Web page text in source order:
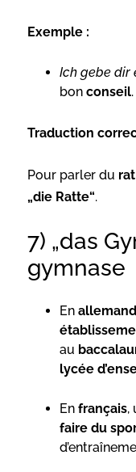
Exemple :
Ich gebe dir
bon conseil.
Traduction
Pour parler du rat
„die Ratte“.
7) „das
gymnase
En allemand
au
lycée
En français,
faire du